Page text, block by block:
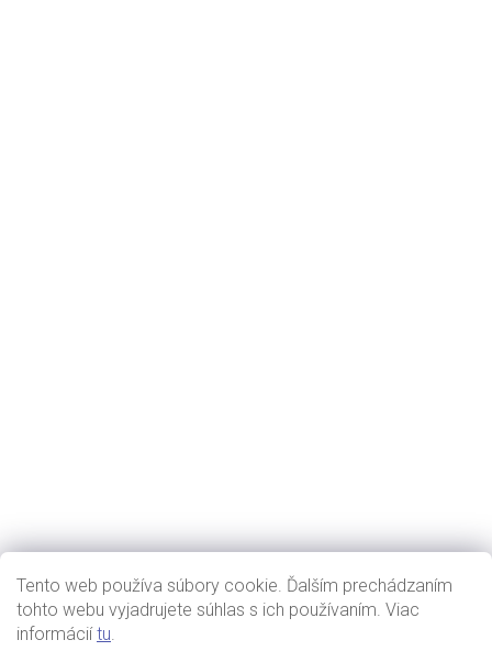
Tento web používa súbory cookie. Ďalším prechádzaním
tohto webu vyjadrujete súhlas s ich používaním. Viac
informáciítu.